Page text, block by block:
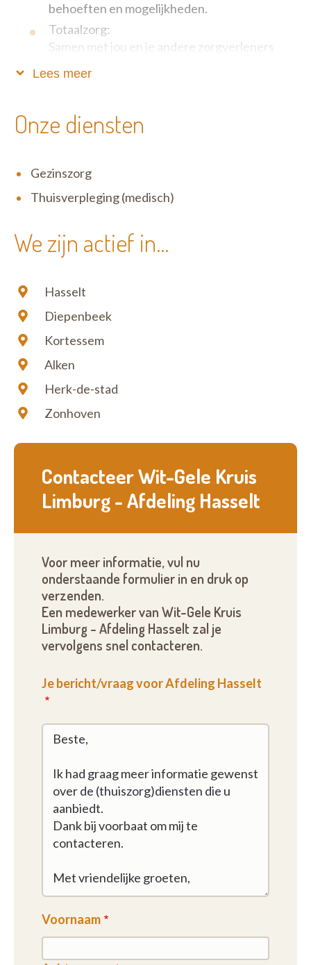
behoeften en mogelijkheden.
Totaalzorg:
Samen met jou en je andere zorgverleners
thuisverpleging kunnen ook andere diensten
verpleegkundige brengt een rugzak met
kennis en kunde mee om jou hierin te
hulpmiddelen, personenalarmering,
voetverzorging, of voedingsadvies.
24 uur op 24 uur:
stopt niet na 17 uur. Je kan dag en nacht op
ons rekenen. We zijn de klok rond telefonisch
Lees meer
Onze diensten
Gezinszorg
Thuisverpleging (medisch)
We zijn actief in...
Hasselt
Diepenbeek
Kortessem
Alken
Herk-de-stad
Zonhoven
Contacteer Wit-Gele Kruis
Limburg - Afdeling Hasselt
Voor meer informatie, vul nu
onderstaande formulier in en druk op
verzenden.
Een medewerker van Wit-Gele Kruis
Limburg - Afdeling Hasselt zal je
vervolgens snel contacteren.
Je bericht/vraag voor Afdeling Hasselt
Voornaam